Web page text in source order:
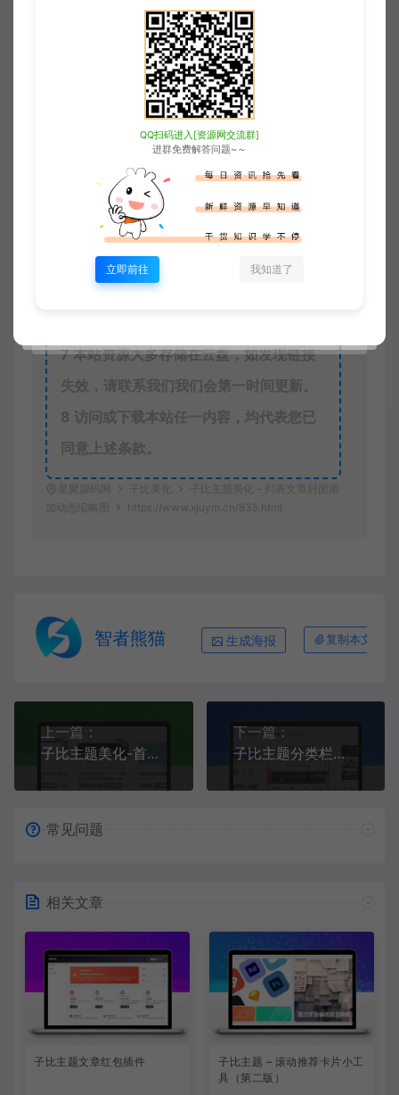
研究，禁止用于商业或非法用途。如有侵
权，请联系站长QQ3896976069
本站非盈利性网站，所有付费功能，均
为用户为本站捐赠打赏，本站不贩卖任何
本站一切内容不代表本站立场，并不代
表本站赞同其观点和对其真实性负责。
本站一律禁止以任何方式发布或转载任
何违法的相关信息，访客发现请向站长举
7本站资源大多存储在云盘，如发现链接
失效，请联系我们我们会第一时间更新。
8 访问或下载本站任一内容，均代表您已
同意上述条款。
星聚源码网 子比美化
子比主题美化 – 列表文章封面添
加动态缩略图
https://www.xjuym.cn/835.html
智者熊猫 生成海报 复制本文链接
上一篇：
子比主题美化-首页卡片模式一排5个或多个
下一篇：
子比主题分类栏目美化
常见问题
相关文章
子比主题文章红包插件
子比主题 – 滚动推荐卡片小工
具（第二版）
QQ扫码进入[资源网交流群]
进群免费解答问题~～
立即前往 我知道了